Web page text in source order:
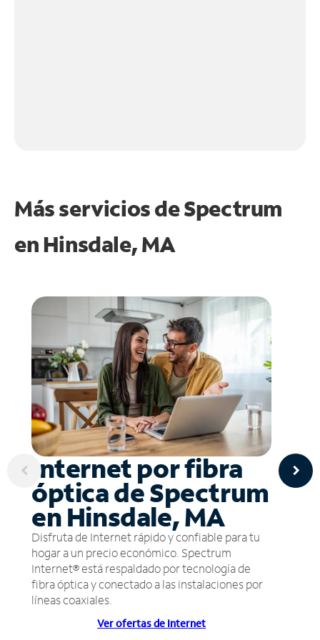
Más servicios de Spectrum
en Hinsdale, MA
Internet por fibra
óptica de Spectrum
en Hinsdale, MA
Disfruta de Internet rápido y confiable para tu
hogar a un precio económico. Spectrum
Internet® está respaldado por tecnología de
fibra óptica y conectado a las instalaciones por
líneas coaxiales.
Ver ofertas de Internet